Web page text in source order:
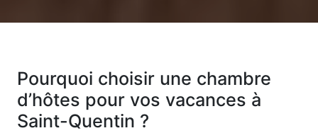
Pourquoi choisir une chambre
d’hôtes pour vos vacances à
Saint-Quentin ?